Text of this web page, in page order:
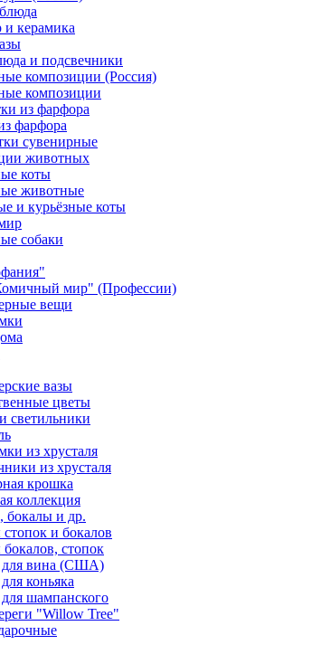
керамика
и подсвечники
композиции (Россия)
композиции
из фарфора
фарфора
сувенирные
животных
коты
животные
и курьёзные коты
собаки
мир" (Профессии)
вещи
вазы
цветы
светильники
из хрусталя
из хрусталя
крошка
коллекция
бокалы и др.
и бокалов
стопок
для вина (США)
коньяка
шампанского
"Willow Tree"